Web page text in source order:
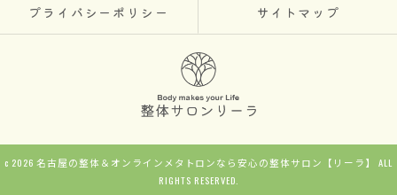
プライバシーポリシー サイトマップ
c 2026 名古屋の整体＆オンラインメタトロンなら安心の整体サロン【リーラ】 ALL
RIGHTS RESERVED.